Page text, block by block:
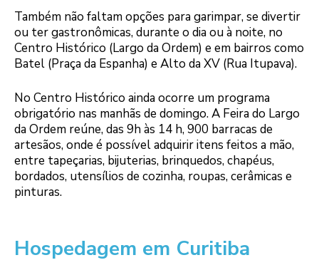
Também não faltam opções para garimpar, se divertir
ou ter gastronômicas, durante o dia ou à noite, no
Centro Histórico (Largo da Ordem) e em bairros como
Batel (Praça da Espanha) e Alto da XV (Rua Itupava).
No Centro Histórico ainda ocorre um programa
obrigatório nas manhãs de domingo. A Feira do Largo
da Ordem reúne, das 9h às 14 h, 900 barracas de
artesãos, onde é possível adquirir itens feitos a mão,
entre tapeçarias, bijuterias, brinquedos, chapéus,
bordados, utensílios de cozinha, roupas, cerâmicas e
pinturas.
Hospedagem em Curitiba